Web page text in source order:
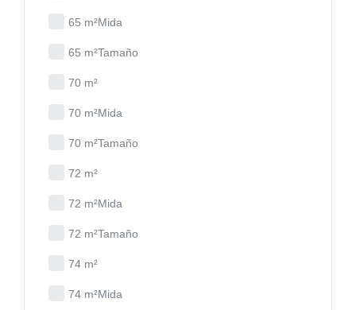
65 m²Mida
65 m²Tamaño
70 m²
70 m²Mida
70 m²Tamaño
72 m²
72 m²Mida
72 m²Tamaño
74 m²
74 m²Mida